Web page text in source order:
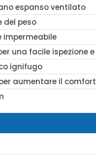
espanso ventilato
del peso
impermeabile
una facile ispezione
ignifugo
aumentare il comfort